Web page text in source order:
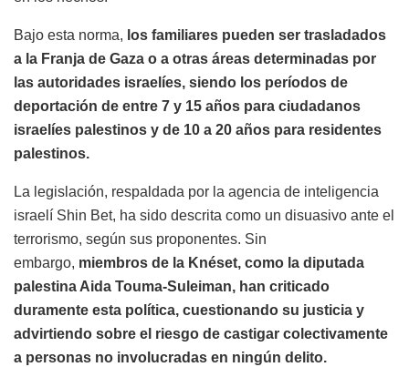
Bajo esta norma, los familiares pueden ser trasladados
a la Franja de Gaza o a otras áreas determinadas por
las autoridades israelíes, siendo los períodos de
deportación de entre 7 y 15 años para ciudadanos
israelíes palestinos y de 10 a 20 años para residentes
palestinos.
La legislación, respaldada por la agencia de inteligencia
israelí Shin Bet, ha sido descrita como un disuasivo ante el
terrorismo, según sus proponentes. Sin
embargo, miembros de la Knéset, como la diputada
palestina Aida Touma-Suleiman, han criticado
duramente esta política, cuestionando su justicia y
advirtiendo sobre el riesgo de castigar colectivamente
a personas no involucradas en ningún delito.